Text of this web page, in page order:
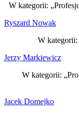
W kategorii:
Ryszard Nowak
W kategorii:
Jerzy Markiewicz
W kategorii:
Jacek Domejko